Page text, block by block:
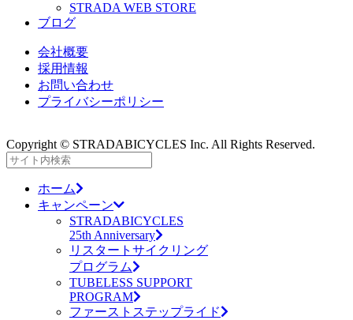
STRADA WEB STORE
ブログ
会社概要
採用情報
お問い合わせ
プライバシーポリシー
Copyright © STRADABICYCLES Inc. All Rights Reserved.
ホーム
キャンペーン
STRADABICYCLES
25th Anniversary
リスタートサイクリング
プログラム
TUBELESS SUPPORT
PROGRAM
ファーストステップライド